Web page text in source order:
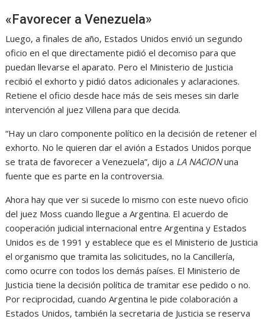
«Favorecer a Venezuela»
Luego, a finales de año, Estados Unidos envió un segundo
oficio en el que directamente pidió el decomiso para que
puedan llevarse el aparato. Pero el Ministerio de Justicia
recibió el exhorto y pidió datos adicionales y aclaraciones.
Retiene el oficio desde hace más de seis meses sin darle
intervención al juez Villena para que decida.
“Hay un claro componente político en la decisión de retener el
exhorto. No le quieren dar el avión a Estados Unidos porque
se trata de favorecer a Venezuela”, dijo a LA NACIONuna
fuente que es parte en la controversia.
Ahora hay que ver si sucede lo mismo con este nuevo oficio
del juez Moss cuando llegue a Argentina. El acuerdo de
cooperación judicial internacional entre Argentina y Estados
Unidos es de 1991 y establece que es el Ministerio de Justicia
el organismo que tramita las solicitudes, no la Cancillería,
como ocurre con todos los demás países. El Ministerio de
Justicia tiene la decisión política de tramitar ese pedido o no.
Por reciprocidad, cuando Argentina le pide colaboración a
Estados Unidos, también la secretaria de Justicia se reserva